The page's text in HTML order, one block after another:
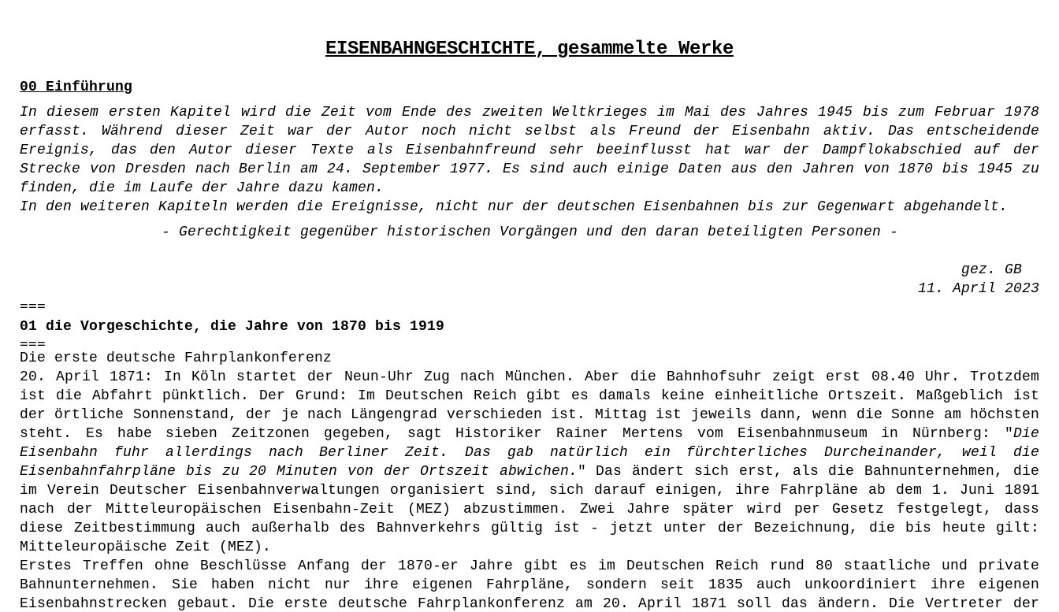
EISENBAHNGESCHICHTE, gesammelte Werke
00 Einführung
In diesem ersten Kapitel wird die Zeit vom Ende des zweiten Weltkrieges im Mai des Jahres 1945 bis zum Februar 1978
erfasst. Während dieser Zeit war der Autor noch nicht selbst als Freund der Eisenbahn aktiv. Das entscheidende
Ereignis, das den Autor dieser Texte als Eisenbahnfreund sehr beeinflusst hat war der Dampflokabschied auf der
Strecke von Dresden nach Berlin am 24. September 1977. Es sind auch einige Daten aus den Jahren von 1870 bis 1945 zu
finden, die im Laufe der Jahre dazu kamen.
In den weiteren Kapiteln werden die Ereignisse, nicht nur der deutschen Eisenbahnen bis zur Gegenwart abgehandelt.
- Gerechtigkeit gegenüber historischen Vorgängen und den daran beteiligten Personen -
gez. GB
11. April 2023
===
01 die Vorgeschichte, die Jahre von 1870 bis 1919
===
Die erste deutsche Fahrplankonferenz
20. April 1871: In Köln startet der Neun-Uhr Zug nach München. Aber die Bahnhofsuhr zeigt erst 08.40 Uhr. Trotzdem
ist die Abfahrt pünktlich. Der Grund: Im Deutschen Reich gibt es damals keine einheitliche Ortszeit. Maßgeblich ist
der örtliche Sonnenstand, der je nach Längengrad verschieden ist. Mittag ist jeweils dann, wenn die Sonne am höchsten
steht. Es habe sieben Zeitzonen gegeben, sagt Historiker Rainer Mertens vom Eisenbahnmuseum in Nürnberg: "Die
Eisenbahn fuhr allerdings nach Berliner Zeit. Das gab natürlich ein fürchterliches Durcheinander, weil die
Eisenbahnfahrpläne bis zu 20 Minuten von der Ortszeit abwichen. " Das ändert sich erst, als die Bahnunternehmen, die
im Verein Deutscher Eisenbahnverwaltungen organisiert sind, sich darauf einigen, ihre Fahrpläne ab dem 1. Juni 1891
nach der Mitteleuropäischen Eisenbahn-Zeit (MEZ) abzustimmen. Zwei Jahre später wird per Gesetz festgelegt, dass
diese Zeitbestimmung auch außerhalb des Bahnverkehrs gültig ist - jetzt unter der Bezeichnung, die bis heute gilt:
Mitteleuropäische Zeit (MEZ).
Erstes Treffen ohne Beschlüsse Anfang der 1870-er Jahre gibt es im Deutschen Reich rund 80 staatliche und private
Bahnunternehmen. Sie haben nicht nur ihre eigenen Fahrpläne, sondern seit 1835 auch unkoordiniert ihre eigenen
Eisenbahnstrecken gebaut. Die erste deutsche Fahrplankonferenz am 20. April 1871 soll das ändern. Die Vertreter der